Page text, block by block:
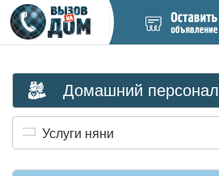
новое
Домашний персонал
Услуги няни